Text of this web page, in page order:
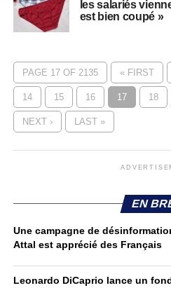
les salariés
est bien coupé »
PAGE 17 OF 2135 « FIRST
14 15 16 17 18
NEXT › LAST »
EN
Une campagne de
Attal est apprécié des Français
Leonardo DiCaprio lance un